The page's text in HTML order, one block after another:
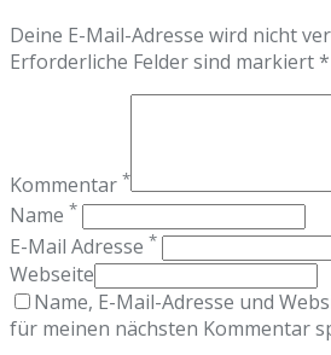
Deine E-Mail-Adresse wird nicht
Erforderliche Felder sind markiert *
Kommentar *
Name *
E-Mail Adresse *
Webseite
Name, E-Mail-Adresse und
für meinen nächsten Kommentar